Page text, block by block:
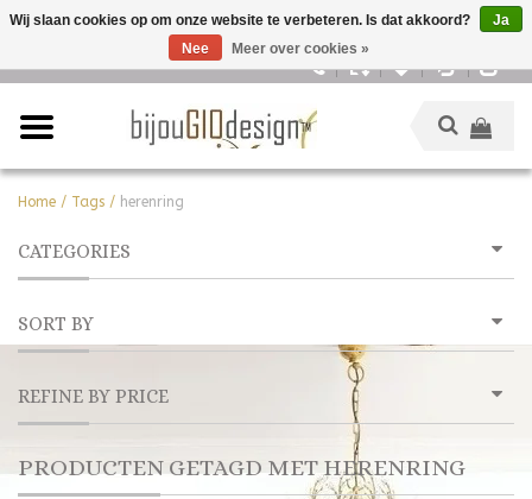
Home / Tags / herenring
CATEGORIES
SORT BY
REFINE BY PRICE
PRODUCTEN GETAGD MET HERENRING
Wij slaan cookies op om onze website te verbeteren. Is dat akkoord?
Ja
Nee
Meer over cookies »